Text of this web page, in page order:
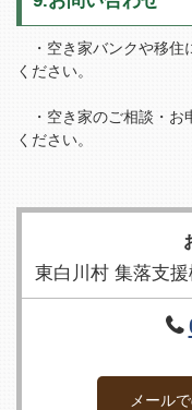
・空き家バンクや移住
ください。
・空き家のご相談・お
ください。
東白川村 集落支
メール